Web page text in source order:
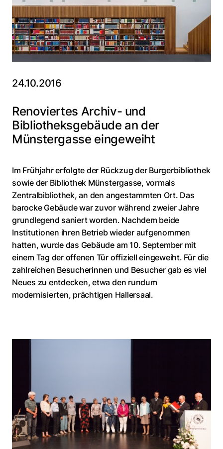
24.10.2016
Renoviertes Archiv- und
Bibliotheksgebäude an der
Münstergasse eingeweiht
Im Frühjahr erfolgte der Rückzug der Burgerbibliothek
sowie der Bibliothek Münstergasse, vormals
Zentralbibliothek, an den angestammten Ort. Das
barocke Gebäude war zuvor während zweier Jahre
grundlegend saniert worden. Nachdem beide
Institutionen ihren Betrieb wieder aufgenommen
hatten, wurde das Gebäude am 10. September mit
einem Tag der offenen Tür offiziell eingeweiht. Für die
zahlreichen Besucherinnen und Besucher gab es viel
Neues zu entdecken, etwa den rundum
modernisierten, prächtigen Hallersaal.